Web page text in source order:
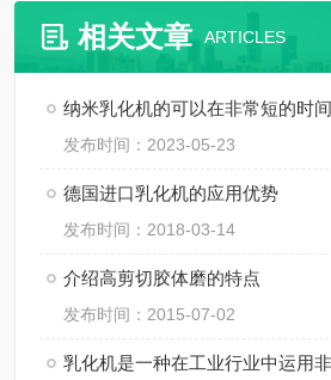
相关文章 ARTICLES
发布时间：2023-05-23
德国进口乳化机的应用优势
发布时间：2018-03-14
介绍高剪切胶体磨的特点
发布时间：2015-07-02
乳化机是一种在工业行业中运用